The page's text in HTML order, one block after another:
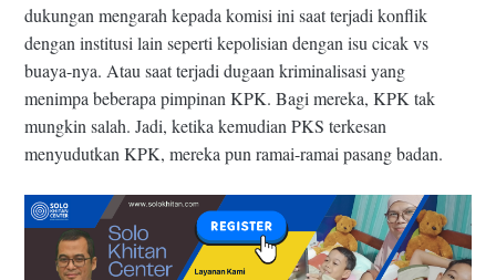
dukungan mengarah kepada komisi ini saat terjadi konflik
dengan institusi lain seperti kepolisian dengan isu cicak vs
buaya-nya. Atau saat terjadi dugaan kriminalisasi yang
menimpa beberapa pimpinan KPK. Bagi mereka, KPK tak
mungkin salah. Jadi, ketika kemudian PKS terkesan
menyudutkan KPK, mereka pun ramai-ramai pasang badan.